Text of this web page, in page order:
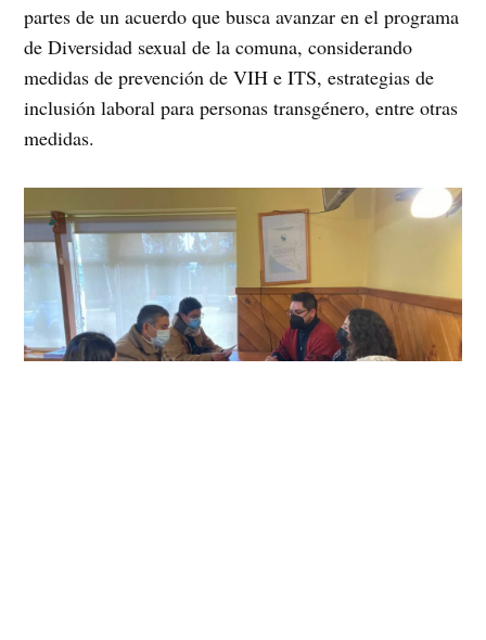
partes de un acuerdo que busca avanzar en el programa
de Diversidad sexual de la comuna, considerando
medidas de prevención de VIH e ITS, estrategias de
inclusión laboral para personas transgénero, entre otras
medidas.